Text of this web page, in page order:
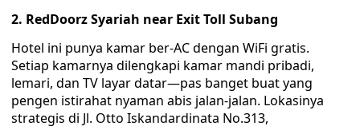
2. RedDoorz Syariah near Exit Toll Subang
Hotel ini punya kamar ber-AC dengan WiFi gratis.
Setiap kamarnya dilengkapi kamar mandi pribadi,
lemari, dan TV layar datar—pas banget buat yang
pengen istirahat nyaman abis jalan-jalan. Lokasinya
strategis di Jl. Otto Iskandardinata No.313,